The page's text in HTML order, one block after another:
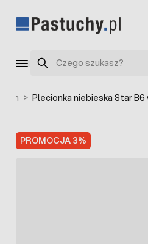
Szukaj
> Plecionka niebieska Star
PROMOCJA 3%